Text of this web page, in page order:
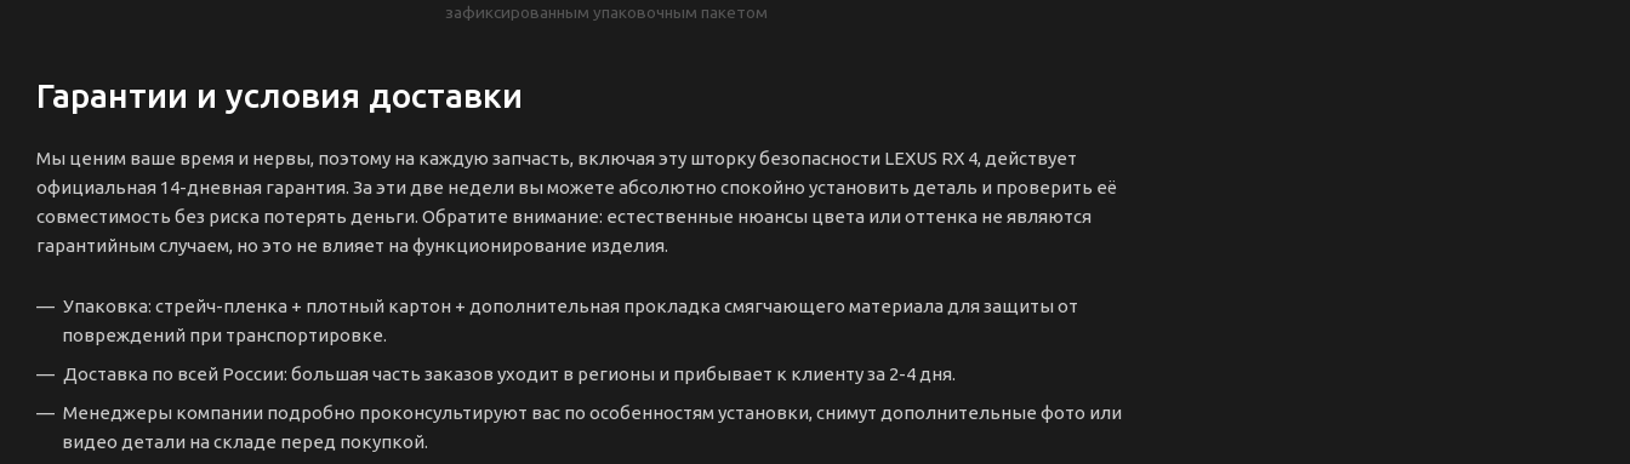
зафиксированным упаковочным пакетом
Гарантии и условия доставки
Мы ценим ваше время и нервы, поэтому на каждую запчасть, включая эту шторку безопасности LEXUS RX 4, действует
официальная 14-дневная гарантия. За эти две недели вы можете абсолютно спокойно установить деталь и проверить её
совместимость без риска потерять деньги. Обратите внимание: естественные нюансы цвета или оттенка не являются
гарантийным случаем, но это не влияет на функционирование изделия.
Упаковка: стрейч-пленка + плотный картон + дополнительная прокладка смягчающего материала для защиты от
повреждений при транспортировке.
Доставка по всей России: большая часть заказов уходит в регионы и прибывает к клиенту за 2-4 дня.
Менеджеры компании подробно проконсультируют вас по особенностям установки, снимут дополнительные фото или
видео детали на складе перед покупкой.